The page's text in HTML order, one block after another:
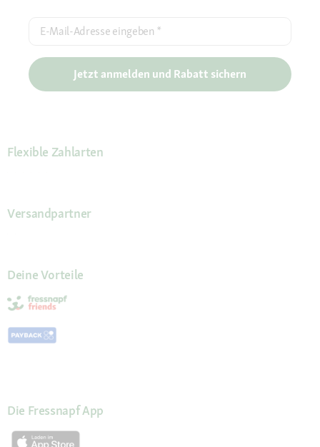
E-Mail-Adresse eingeben *
Jetzt anmelden und Rabatt sichern
Flexible Zahlarten
Versandpartner
Deine Vorteile
Die Fressnapf App